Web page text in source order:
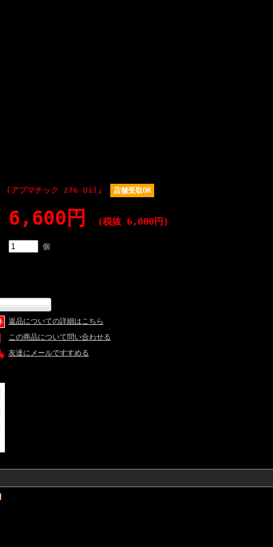
ブマチック 276 Ui)』
店舗受取OK
6,600円 (税抜 6,000円)
個
返品についての詳細はこちら
この商品について問い合わせる
友達にメールですすめる